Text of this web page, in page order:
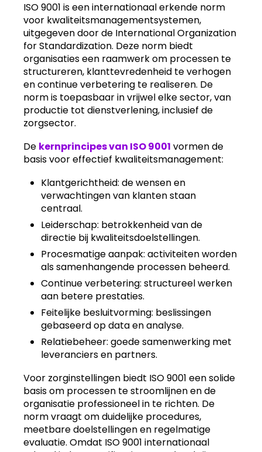
ISO 9001 is een internationaal erkende norm
voor kwaliteitsmanagementsystemen,
uitgegeven door de International Organization
for Standardization. Deze norm biedt
organisaties een raamwerk om processen te
structureren, klanttevredenheid te verhogen
en continue verbetering te realiseren. De
norm is toepasbaar in vrijwel elke sector, van
productie tot dienstverlening, inclusief de
zorgsector.
De kernprincipes van ISO 9001 vormen de
basis voor effectief kwaliteitsmanagement:
Klantgerichtheid: de wensen en
verwachtingen van klanten staan
centraal.
Leiderschap: betrokkenheid van de
directie bij kwaliteitsdoelstellingen.
Procesmatige aanpak: activiteiten worden
als samenhangende processen beheerd.
Continue verbetering: structureel werken
aan betere prestaties.
Feitelijke besluitvorming: beslissingen
gebaseerd op data en analyse.
Relatiebeheer: goede samenwerking met
leveranciers en partners.
Voor zorginstellingen biedt ISO 9001 een solide
basis om processen te stroomlijnen en de
organisatie professioneel in te richten. De
norm vraagt om duidelijke procedures,
meetbare doelstellingen en regelmatige
evaluatie. Omdat ISO 9001 internationaal